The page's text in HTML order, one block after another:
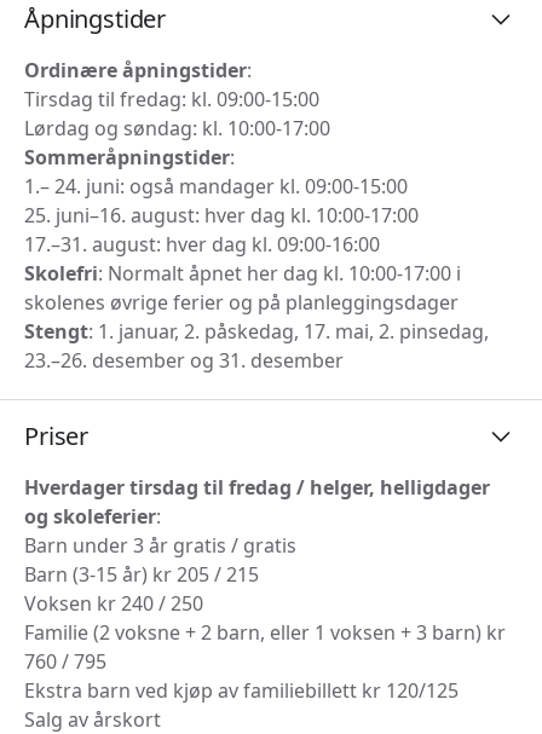
Åpningstider
Ordinære åpningstider:
Tirsdag til fredag: kl. 09:00-15:00
Lørdag og søndag: kl. 10:00-17:00
Sommeråpningstider:
1.– 24. juni: også mandager kl. 09:00-15:00
25. juni–16. august: hver dag kl. 10:00-17:00
17.–31. august: hver dag kl. 09:00-16:00
Skolefri: Normalt åpnet her dag kl. 10:00-17:00 i
skolenes øvrige ferier og på planleggingsdager
Stengt: 1. januar, 2. påskedag, 17. mai, 2. pinsedag,
23.–26. desember og 31. desember
Priser
Hverdager tirsdag til fredag / helger, helligdager
og skoleferier:
Barn under 3 år gratis / gratis
Barn (3-15 år) kr 205 / 215
Voksen kr 240 / 250
Familie (2 voksne + 2 barn, eller 1 voksen + 3 barn) kr
760 / 795
Ekstra barn ved kjøp av familiebillett kr 120/125
Salg av årskort